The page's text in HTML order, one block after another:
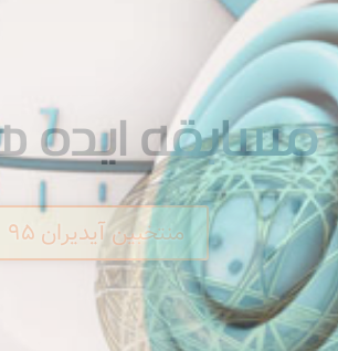
مسابقه ایده
متتخبین آیدیران ۹۵